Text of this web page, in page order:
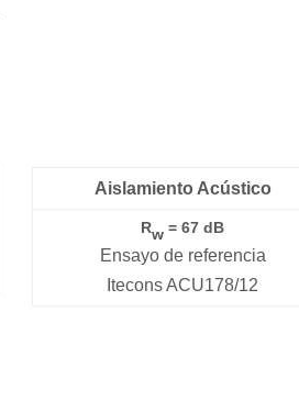
Aislamiento Acústico
Rw = 67 dB
Ensayo de referencia
Itecons ACU178/12